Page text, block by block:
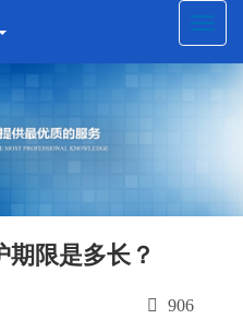
期限是多长？
 906